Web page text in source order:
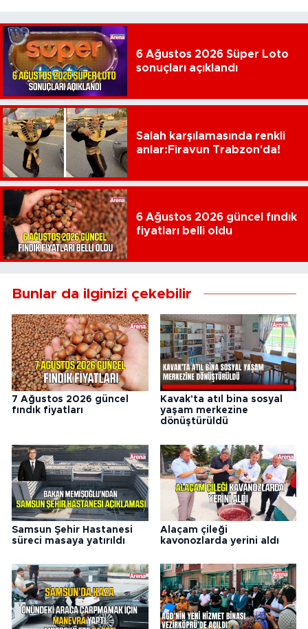
6 Ağustos 2026 Süper Loto
sonuçları açıklandı
Salah karşılamasında renkli
anlar:Firavun Trabzon'da!
6 Ağustos 2026 güncel fındık
fiyatları belli oldu
Bunlar da ilginizi çekebilir
7 Ağustos 2026 güncel
fındık fiyatları
Kavak'ta atıl bina sosyal
yaşam merkezine
dönüştürüldü
Samsun Şehir Hastanesi
süreci masaya yatırıldı
Alaçam çileği
kavonozlarda yerini aldı